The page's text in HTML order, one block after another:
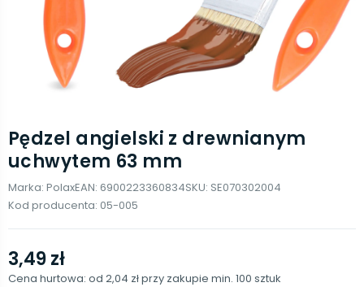
Pędzel angielski z drewnianym
uchwytem 63 mm
Marka: PolaxEAN: 6900223360834SKU: SE070302004
Kod producenta: 05-005
3,49 zł
Cena hurtowa: od 2,04 złprzy zakupie min. 100 sztuk